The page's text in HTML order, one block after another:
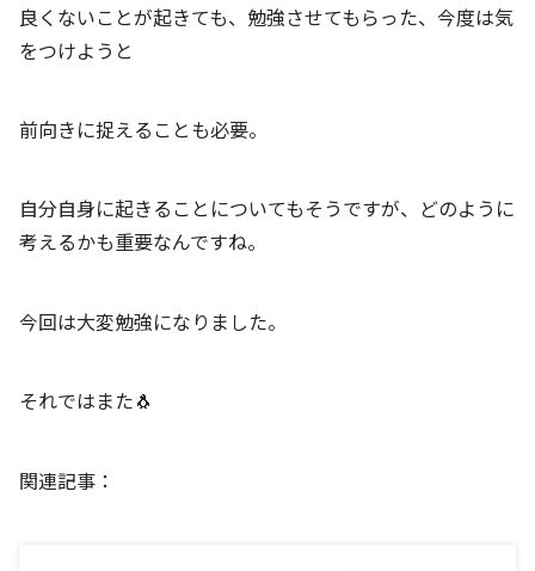
良くないことが起きても、勉強させてもらった、今度は気
をつけようと
前向きに捉えることも必要。
自分自身に起きることについてもそうですが、どのように
考えるかも重要なんですね。
今回は大変勉強になりました。
それではまた🐧
関連記事：